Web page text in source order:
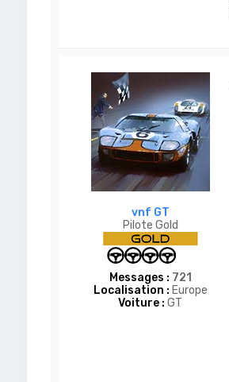
vnf GT
Pilote Gold
Messages : 721
Localisation : Europe
Voiture : GT